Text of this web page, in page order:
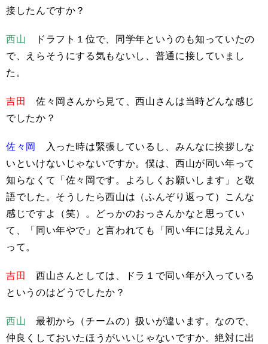
接したんですか？
西山 ドラフト１位で、同学年というのも知っていたの
で、えらそうにする気もないし、普通に接していまし
た。
吉田
佐々岡さんから見て、西山さんは当時どんな感じ
でしたか？
佐々岡 入った時は緊張しているし、みんなに挨拶しな
いといけないじゃないですか。僕は、西山が同い年って
知らなくて「佐々岡です。よろしくお願いします」と敬
語でした。そうしたら西山は（ふんぞり返って）こんな
感じですよ（笑）。どっかのおっさんかなと思ってい
て、「同い年やで」と言われても「同い年には見えん」
って。
吉田
西山さんとしては、ドラ１で同い年が入っている
というのはどうでしたか？
西山 最初から（チームの）扱いが違います。なので、
仲良くしておいたほうがいいじゃないですか。絶対に出